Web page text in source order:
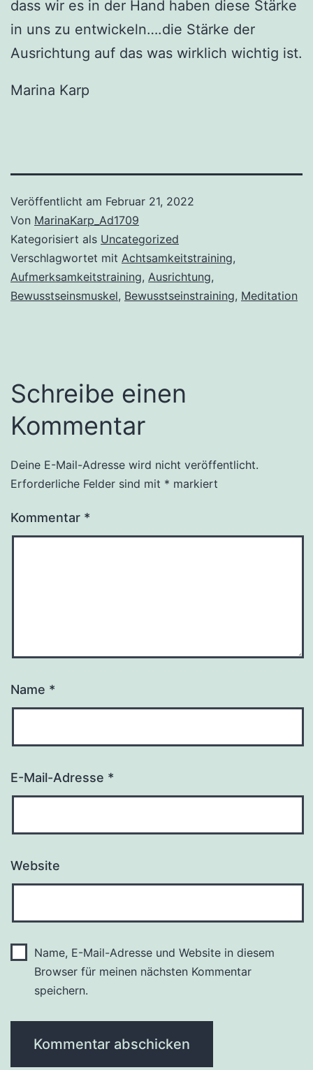
dass wir es in der Hand haben diese Stärke
in uns zu entwickeln….die Stärke der
Ausrichtung auf das was wirklich wichtig ist.
Marina Karp
Veröffentlicht am Februar 21, 2022
Von MarinaKarp_Ad1709
Kategorisiert als Uncategorized
Verschlagwortet mit Achtsamkeitstraining,
Aufmerksamkeitstraining, Ausrichtung,
Bewusstseinsmuskel, Bewusstseinstraining, Meditation
Schreibe einen
Kommentar
Deine E-Mail-Adresse wird nicht veröffentlicht.
Erforderliche Felder sind mit * markiert
Kommentar *
Name *
E-Mail-Adresse *
Website
Name, E-Mail-Adresse und Website in diesem
Browser für meinen nächsten Kommentar
speichern.